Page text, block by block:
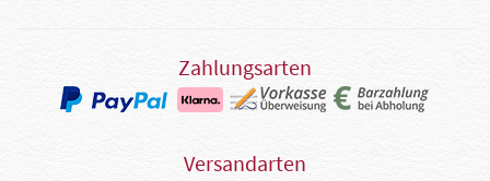
Zahlungsarten
Versandarten